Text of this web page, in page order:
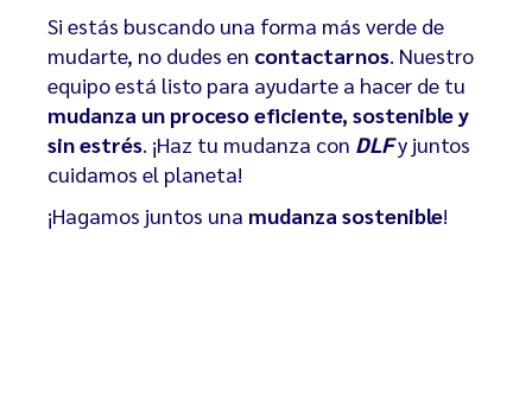
Si estás buscando una forma más verde de
mudarte, no dudes en contactarnos. Nuestro
equipo está listo para ayudarte a hacer de tu
mudanza un proceso eficiente, sostenible y
sin estrés. ¡Haz tu mudanza con DLFy juntos
cuidamos el planeta!
¡Hagamos juntos una mudanza sostenible!